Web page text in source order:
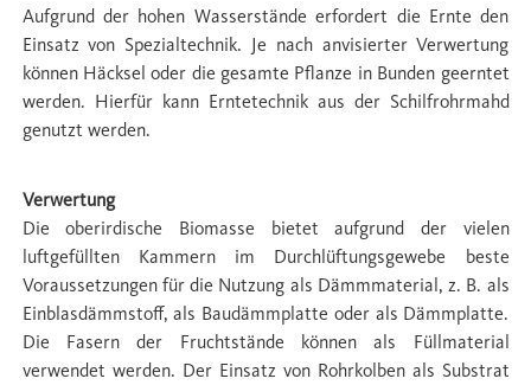
Aufgrund der hohen Wasserstände erfordert die Ernte den
Einsatz von Spezialtechnik. Je nach anvisierter Verwertung
können Häcksel oder die gesamte Pﬂanze in Bunden geerntet
werden. Hierfür kann Erntetechnik aus der Schilfrohrmahd
genutzt werden.
Verwertung
Die oberirdische Biomasse bietet aufgrund der vielen
luftgefüllten Kammern im Durchlüftungsgewebe beste
Voraussetzungen für die Nutzung als Dämmmaterial, z. B. als
Einblasdämmstoff, als Baudämmplatte oder als Dämmplatte.
Die Fasern der Fruchtstände können als Füllmaterial
verwendet werden. Der Einsatz von Rohrkolben als Substrat